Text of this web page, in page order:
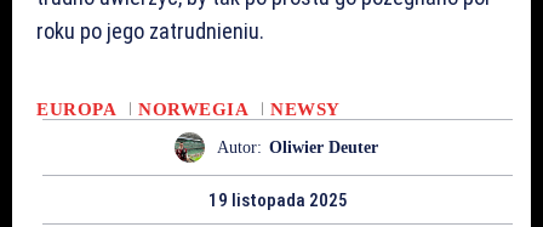
roku po jego zatrudnieniu.
EUROPA NORWEGIA NEWSY
Autor: Oliwier Deuter
19 listopada 2025